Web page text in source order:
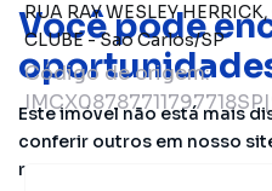
Você pode
Este imóvel não está mais
conferir outros em nosso
receber mais informações.
RUA RAY WESLEY HERRICK,
CLUBE-Sao Carlos/SP
Código de origem: